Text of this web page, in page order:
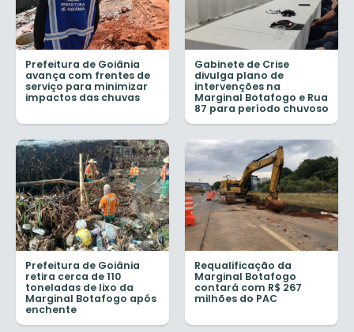
Prefeitura de Goiânia
avança com frentes de
serviço para minimizar
impactos das chuvas
Gabinete de Crise
divulga plano de
intervenções na
Marginal Botafogo e Rua
87 para período chuvoso
Prefeitura de Goiânia
retira cerca de 110
toneladas de lixo da
Marginal Botafogo após
enchente
Requalificação da
Marginal Botafogo
contará com R$ 267
milhões do PAC